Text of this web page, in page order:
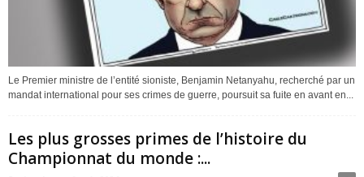
Le Premier ministre de l’entité sioniste, Benjamin Netanyahu, recherché par un
mandat international pour ses crimes de guerre, poursuit sa fuite en avant en...
Les plus grosses primes de l’histoire du
Championnat du monde :...